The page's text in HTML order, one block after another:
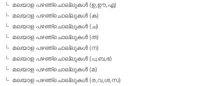
മലയാള പഴഞ്ചൊല്ലുകള്‍ (ഉ,ഊ,എ)
മലയാള പഴഞ്ചൊല്ലുകള്‍ (ക)
മലയാള പഴഞ്ചൊല്ലുകള്‍ (ച)
മലയാള പഴഞ്ചൊല്ലുകള്‍ (ത)
മലയാള പഴഞ്ചൊല്ലുകള്‍ (ന)
മലയാള പഴഞ്ചൊല്ലുകള്‍ (പ,ബ,ഭ)
മലയാള പഴഞ്ചൊല്ലുകള്‍ (മ)
മലയാള പഴഞ്ചൊല്ലുകള്‍ (ര,വ,ശ,സ)